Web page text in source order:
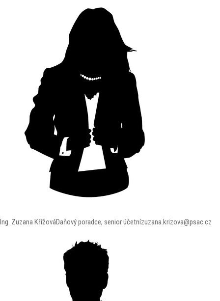
Ing. Zuzana KřížováDaňový poradce, senior účetnízuzana.krizova@psac.cz